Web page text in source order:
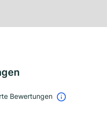
Bewertungen